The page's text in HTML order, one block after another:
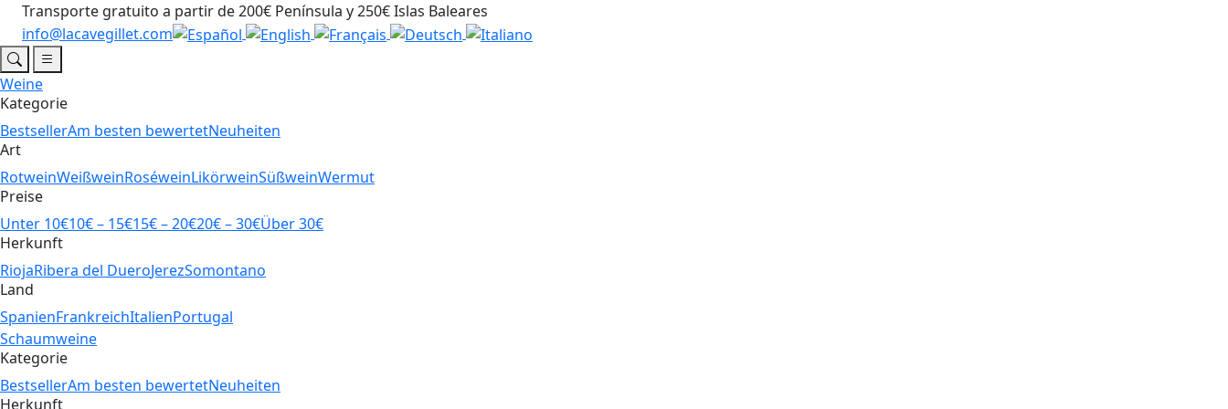
Transporte gratuito a partir de 200€ Península y 250€ Islas Baleares
info@lacavegillet.com
Weine
Kategorie
BestsellerAm besten bewertetNeuheiten
Art
RotweinWeißweinRoséweinLikörweinSüßweinWermut
Preise
Unter 10€10€ – 15€15€ – 20€20€ – 30€Über 30€
Herkunft
RiojaRibera del DueroJerezSomontano
Land
SpanienFrankreichItalienPortugal
Schaumweine
Kategorie
BestsellerAm besten bewertetNeuheiten
Herkunft